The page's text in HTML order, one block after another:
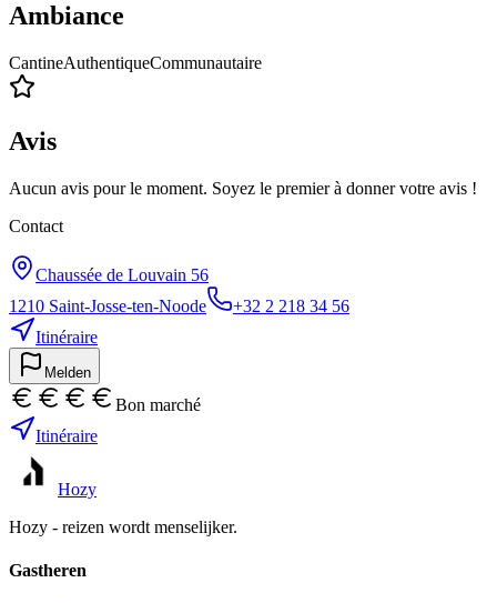
Ambiance
CantineAuthentiqueCommunautaire
Avis
Aucun avis pour le moment. Soyez le premier à donner votre avis !
Contact
Chaussée de Louvain 56
1210 Saint-Josse-ten-Noode
+32 2 218 34 56
Itinéraire
Melden
Bon marché
Itinéraire
Hozy
Hozy - reizen wordt menselijker.
Gastheren